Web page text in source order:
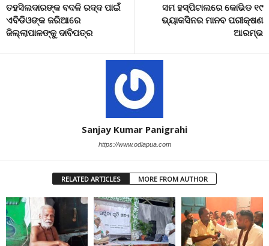
ତହସିଲଦାରଙ୍କ ବଦଳି ରଦ୍ଦ ପାଇଁ
ଏବିଡିଓଙ୍କ ଜରିଆରେ
ଜିଲ୍ଲାପାଳଙ୍କୁ ଦାବିପତ୍ର
ସମ ହସ୍ପିଟାଲରେ କୋଭିଡ ୧୯
ଭ୍ୟାକସିନର ମାନବ ପରୀକ୍ଷଣ
ଆରମ୍ଭ
Sanjay Kumar Panigrahi
https://www.odiapua.com
RELATED ARTICLES MORE FROM AUTHOR